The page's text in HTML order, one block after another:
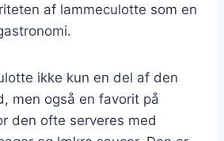
af lammeculotte som en
ikke kun en del af den
men også en favorit på
den ofte serveres med